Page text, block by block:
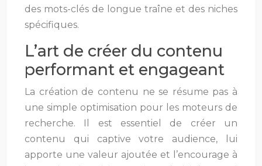
des mots-clés de longue traîne et des niches
spécifiques.
L’art de créer du contenu
performant et engageant
La création de contenu ne se résume pas à
une simple optimisation pour les moteurs de
recherche. Il est essentiel de créer un
contenu qui captive votre audience, lui
apporte une valeur ajoutée et l’encourage à